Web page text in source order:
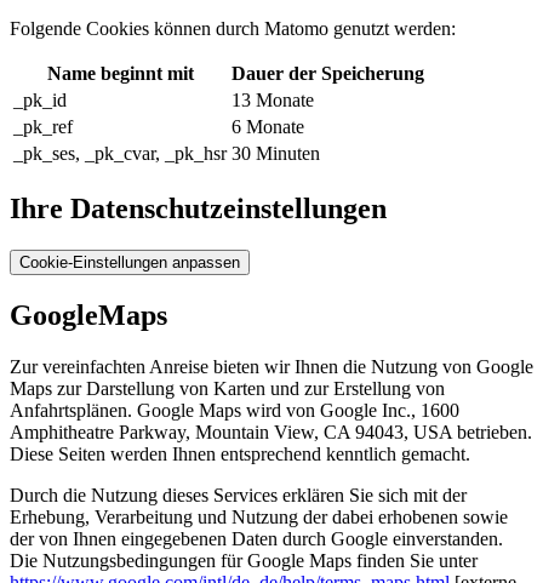
Folgende Cookies können durch Matomo genutzt werden:
Name beginnt mit
Dauer der Speicherung
_pk_id
13 Monate
_pk_ref
6 Monate
_pk_ses, _pk_cvar, _pk_hsr 30 Minuten
Ihre Datenschutzeinstellungen
Cookie-Einstellungen anpassen
GoogleMaps
Zur vereinfachten Anreise bieten wir Ihnen die Nutzung von Google
Maps zur Darstellung von Karten und zur Erstellung von
Anfahrtsplänen. Google Maps wird von Google Inc., 1600
Amphitheatre Parkway, Mountain View, CA 94043, USA betrieben.
Diese Seiten werden Ihnen entsprechend kenntlich gemacht.
Durch die Nutzung dieses Services erklären Sie sich mit der
Erhebung, Verarbeitung und Nutzung der dabei erhobenen sowie
der von Ihnen eingegebenen Daten durch Google einverstanden.
Die Nutzungsbedingungen für Google Maps finden Sie unter